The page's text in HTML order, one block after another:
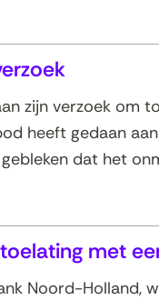
zijn verzoek om
heeft gedaan
dat het
met
Noord-Holland,